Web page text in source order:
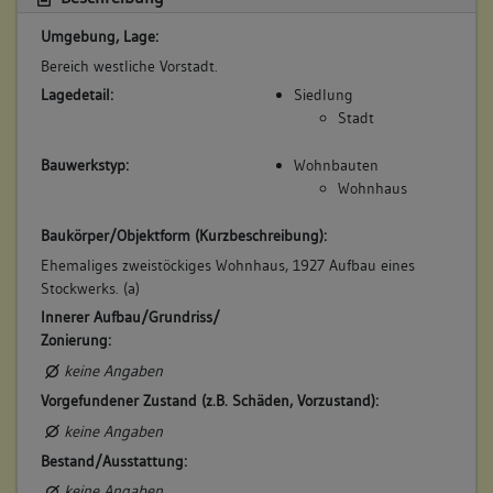
(1702 - 1718)
Bemerkung Familie:
Bemerkung Besitz:
kauft 1/2 von der Stadt Besigheim
Haus, Keller
Hutmacher
Betroffene Gebäudeteile:
Erdgeschoss
Obergeschoss(e)
Untergeschoss(e)
Untergeschoss(e)
5. Besitzer:in:
Umgebung, Lage:
Bereich westliche Vorstadt.
Lagedetail:
Siedlung
Stadt
Bauwerkstyp:
Wohnbauten
Wohnhaus
Baukörper/Objektform (Kurzbeschreibung):
Ehemaliges zweistöckiges Wohnhaus, 1927 Aufbau eines
Stockwerks. (a)
Innerer Aufbau/Grundriss/
Zonierung:
keine Angaben
Vorgefundener Zustand (z.B. Schäden, Vorzustand):
keine Angaben
Bestand/Ausstattung: